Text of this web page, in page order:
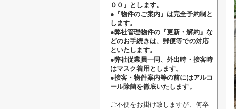
００』とします。
●『物件のご案内』は完全予約制と
します。
●弊社管理物件の『更新・解約』な
どのお手続きは、郵便等での対応
といたします。
●弊社従業員一同、外出時・接客時
はマスク着用とします。
●接客・物件案内等の前にはアルコ
ール除菌を徹底いたします。
ご不便をお掛け致しますが、何卒